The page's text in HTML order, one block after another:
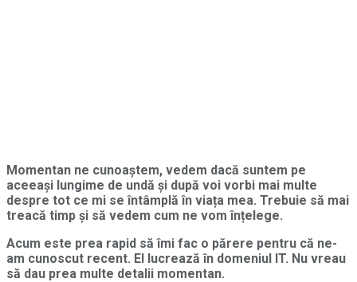
Momentan ne cunoaștem, vedem dacă suntem pe
aceeași lungime de undă și după voi vorbi mai multe
despre tot ce mi se întâmplă în viața mea. Trebuie să mai
treacă timp și să vedem cum ne vom înțelege.
Acum este prea rapid să îmi fac o părere pentru că ne-
am cunoscut recent. El lucrează în domeniul IT. Nu vreau
să dau prea multe detalii momentan.